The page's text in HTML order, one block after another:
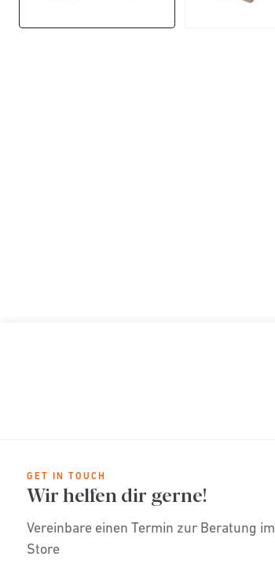
GET IN TOUCH
Wir helfen dir gerne!
Vereinbare einen Termin zur Beratung im
Store